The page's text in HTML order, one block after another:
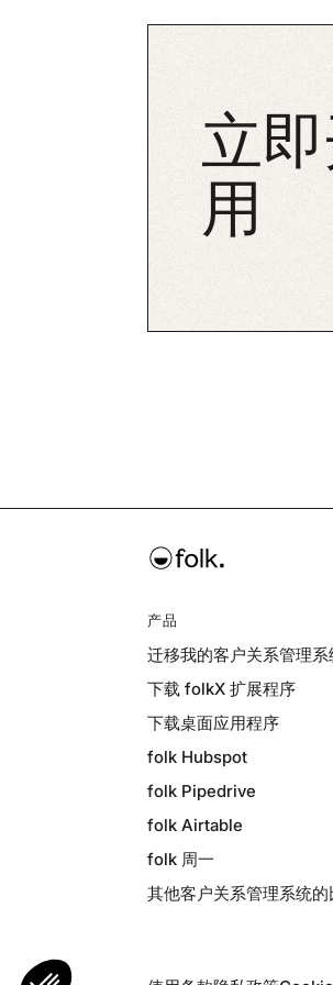
立
用
产品
迁移我的客户关系管理系
下载 folkX 扩展程序
下载桌面应用程序
folk Hubspot
folk Pipedrive
folk Airtable
folk 周一
其他客户关系管理系统的